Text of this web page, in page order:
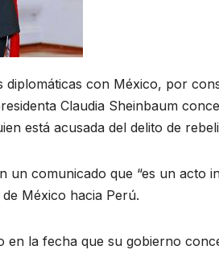
con México, por
Claudia Sheinbaum
está acusada del delito de
un comunicado que “es un acto
México hacia Perú.
en la fecha que su gobierno